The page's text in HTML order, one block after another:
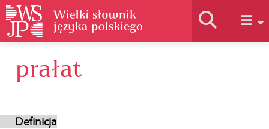
prałat
Definicja